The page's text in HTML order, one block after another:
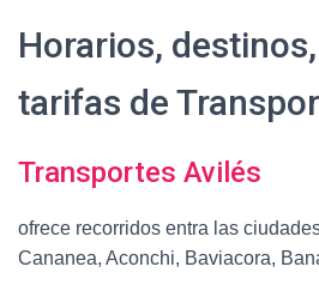
Horarios,
tarifas de
Transportes Avilés
ofrece recorridos entra las
Cananea, Aconchi, Baviacora,